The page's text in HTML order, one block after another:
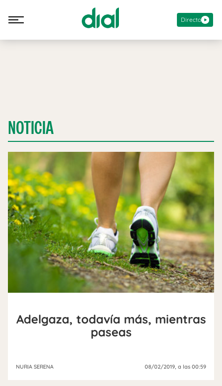
Directo
NOTICIA
Adelgaza, todavía más, mientras
paseas
NURIA SERENA 08/02/2019, a las 00:59